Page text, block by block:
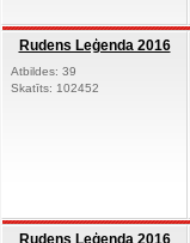
Rudens Leģenda 2016
Atbildes: 39
Skatīts: 102452
Rudens Leģenda 2016